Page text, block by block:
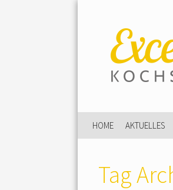
HOME AKTUELLES
Tag